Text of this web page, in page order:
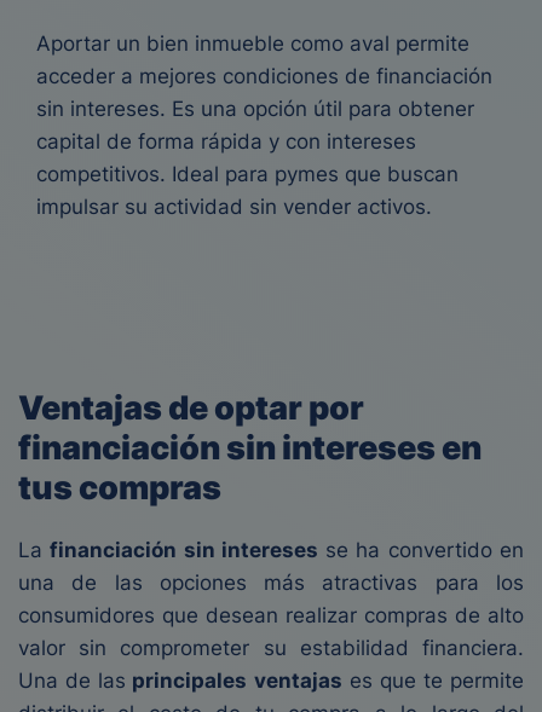
Aportar un bien inmueble como aval permite
acceder a mejores condiciones de financiación
sin intereses. Es una opción útil para obtener
capital de forma rápida y con intereses
competitivos. Ideal para pymes que buscan
impulsar su actividad sin vender activos.
Ventajas de optar por
financiación sin intereses en
tus compras
Lafinanciación sin intereses se ha convertido en
una de las opciones más atractivas para los
consumidores que desean realizar compras de alto
valor sin comprometer su estabilidad financiera.
Una de las principales ventajas es que te permite